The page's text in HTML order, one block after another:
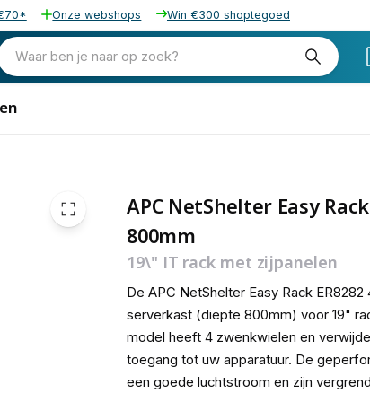
Onze webshops Win €300 shoptegoed
Waar ben je naar op zoek?
APC NetShelter Easy
800mm
19\" IT rack met zijpanelen
De APC NetShelter Easy Rack
serverkast (diepte 800mm) voor 19"
model heeft 4 zwenkwielen en
toegang tot uw apparatuur. De
een goede luchtstroom en zijn
1.281,12 excl. btw
1.550,16 incl. btw